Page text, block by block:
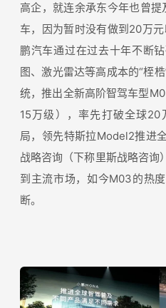
高企，就连余承东今年也曾
车，因为暂时没有做到20万
鹏汽车通过在过去十年不断
图、激光雷达等高成本的“桎
统，推出全新高阶智驾车型
15万级），率先打破全球
局，领先特斯拉Model2推进
战略咨询（下称里斯战略咨询
到主流市场，如今M03的热
断。